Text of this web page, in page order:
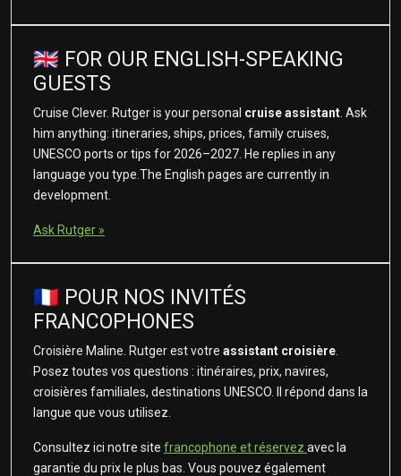
🇬🇧 FOR OUR ENGLISH-SPEAKING
GUESTS
Cruise Clever. Rutger is your personal cruise assistant . Ask
him anything: itineraries, ships, prices, family cruises,
UNESCO ports or tips for 2026–2027. He replies in any
language you type.The English pages are currently in
development.
Ask Rutger »
🇫🇷 POUR NOS INVITÉS
FRANCOPHONES
Croisière Maline. Rutger est votre assistant croisière
Posez toutes vos questions : itinéraires, prix, navires,
croisières familiales, destinations UNESCO. Il répond dans la
langue que vous utilisez.
Consultez ici notre site francophone et réservez avec la
garantie du prix le plus bas. Vous pouvez également